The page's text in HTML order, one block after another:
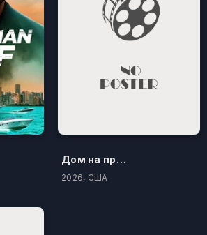
Дом на проклятом холме
2026, США